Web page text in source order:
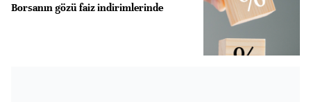
Borsanın gözü faiz indirimlerinde